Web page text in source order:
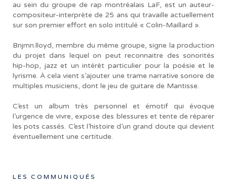
au sein du groupe de rap montréalais LaF, est un auteur-
compositeur-interprète de 25 ans qui travaille actuellement
sur son premier effort en solo intitulé « Colin-Maillard ».
Bnjmn.lloyd, membre du même groupe, signe la production
du projet dans lequel on peut reconnaitre des sonorités
hip-hop, jazz et un intérêt particulier pour la poésie et le
lyrisme. À cela vient s’ajouter une trame narrative sonore de
multiples musiciens, dont le jeu de guitare de Mantisse.
C’est un album très personnel et émotif qui évoque
l’urgence de vivre, expose des blessures et tente de réparer
les pots cassés. C’est l’histoire d’un grand doute qui devient
éventuellement une certitude.
LES COMMUNIQUÉS